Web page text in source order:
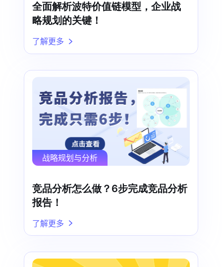
全面解析波特价值链模型，企业战
略规划的关键！
了解更多
战略规划与分析
竞品分析怎么做？6步完成竞品分析
报告！
了解更多